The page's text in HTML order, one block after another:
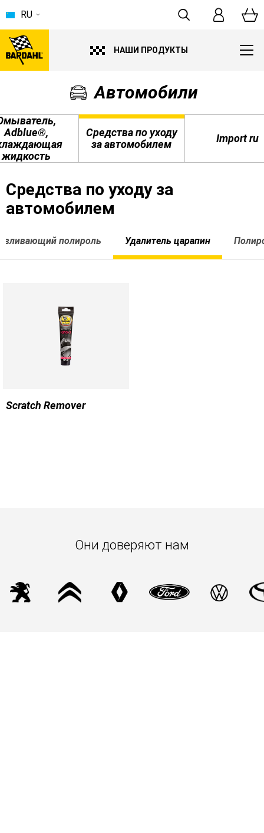
НАШИ ПРОДУКТЫ
RU
Автомобили
Adblue®,
жидкость
Средства по уходу
за автомобилем
Import ru
Средства по уходу за
автомобилем
полироль Удалитель царапин
Scratch Remover
Они доверяют нам